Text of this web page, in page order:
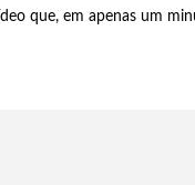
que, em apenas um